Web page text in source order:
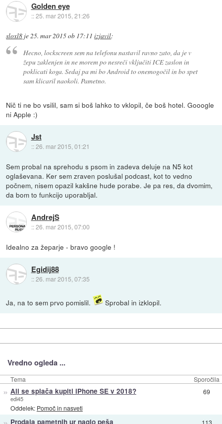
Golden eye
::25. mar 2015, 21:26
sloxl8 je25. mar 2015 ob 17:11 izjavil:
Hecno, lockscreen sem na telefonu nastavil ravno zato, da je v
žepu zaklenjen in ne morem po nesreči vključiti ICE zaslon in
poklicati koga. Sedaj pa mi bo Android to onemogočil in bo spet
sam klicaril naokoli. Pametno.
Nič ti ne bo vsilil, sam si boš lahko to vklopil, če boš hotel. Gooogle
ni Apple :)
Jst
::26. mar 2015, 01:21
Sem probal na sprehodu s psom in zadeva deluje na N5 kot
oglaševana. Ker sem zraven poslušal podcast, kot to vedno
počnem, nisem opazil kakšne hude porabe. Je pa res, da dvomim,
da bom to funkcijo uporabljal.
AndrejS
::26. mar 2015, 07:00
Idealno za žeparje - bravo google !
Egidij88
::26. mar 2015, 07:35
Ja, na to sem prvo pomislil. Sprobal in izklopil.
Vredno ogleda ...
Tema Sporočila
» Ali se splača kupiti iPhone SE v 2018?
edi45
Oddelek: Pomoč in nasveti
69
Prodaja pametnih ur naglo peša 113